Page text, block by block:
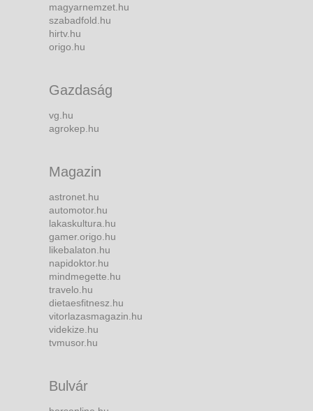
magyarnemzet.hu
szabadfold.hu
hirtv.hu
origo.hu
Gazdaság
vg.hu
agrokep.hu
Magazin
astronet.hu
automotor.hu
lakaskultura.hu
gamer.origo.hu
likebalaton.hu
napidoktor.hu
mindmegette.hu
travelo.hu
dietaesfitnesz.hu
vitorlazasmagazin.hu
videkize.hu
tvmusor.hu
Bulvár